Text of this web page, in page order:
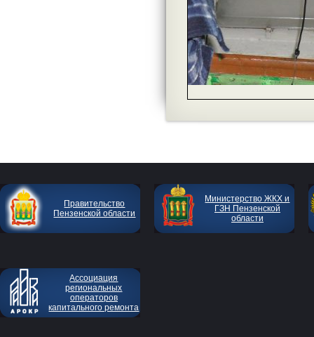
Правительство
Пензенской области
Министерство ЖКХ и
ГЗН Пензенской
области
Ассоциация
региональных
операторов
капитального ремонта